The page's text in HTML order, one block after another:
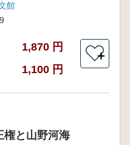
館
1,870 円
1,100 円
＋
権と山野河海